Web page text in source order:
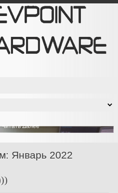
техники на любом
оборудование чтобы
Читать Далее
Январь 2022